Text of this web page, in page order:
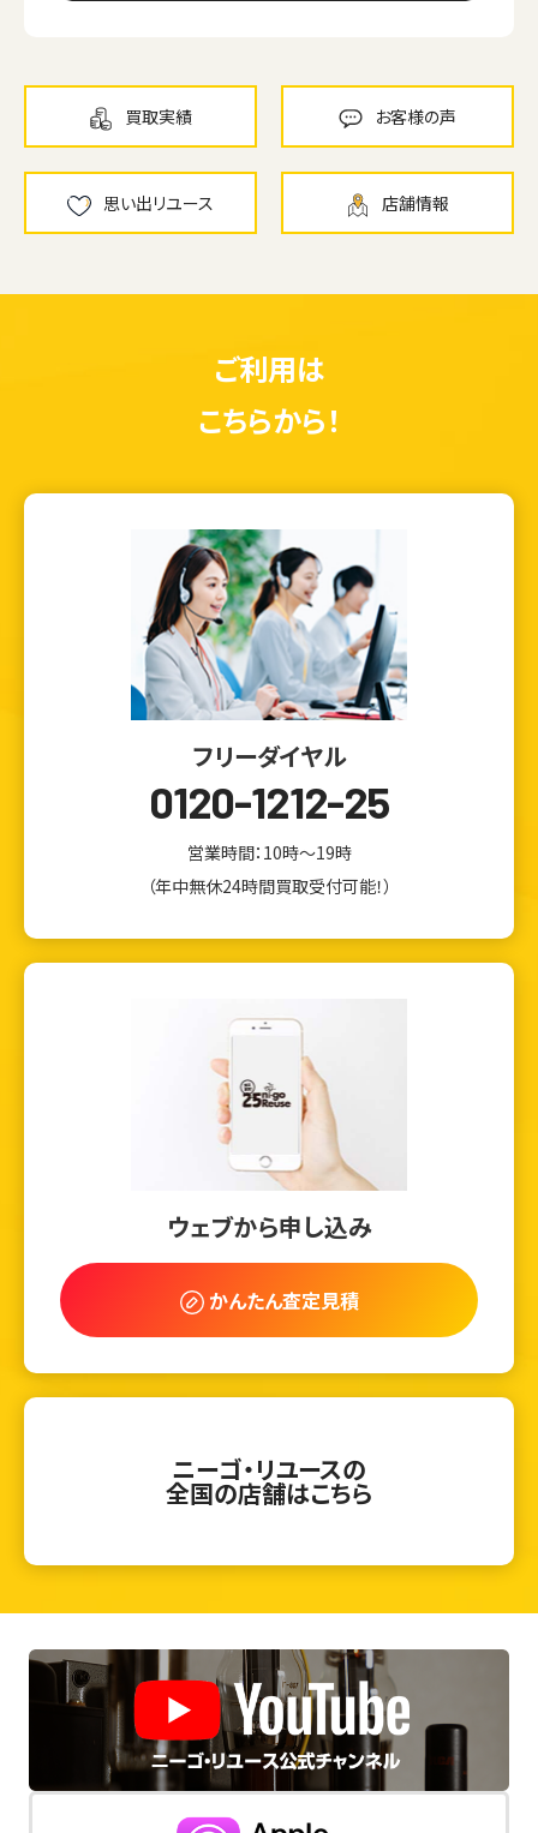
買取実績 お客様の声
思い出リユース 店舗情報
ご利用は
こちらから！
フリーダイヤル
0120-1212-25
営業時間：10時～19時
（年中無休24時間買取受付可能！）
ウェブから申し込み
かんたん査定見積
ニーゴ・リユースの
全国の店舗はこちら